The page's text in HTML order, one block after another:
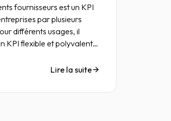
fournisseurs est un KPI
par plusieurs
différents usages, il
KPI flexible et polyvalent
Lire la suite